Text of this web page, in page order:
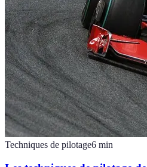
Techniques de pilotage6 min